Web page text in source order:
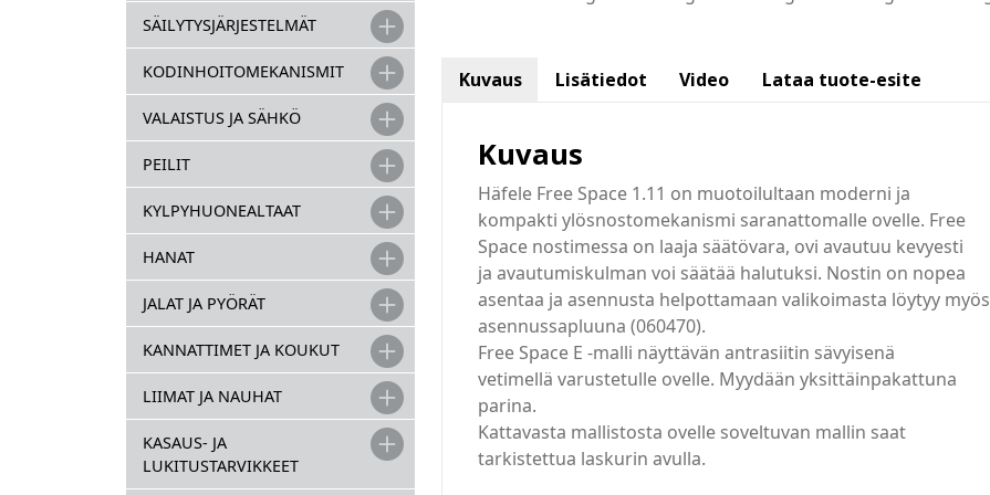
SÄILYTYSJÄRJESTELMÄT
KODINHOITOMEKANISMIT
VALAISTUS JA SÄHKÖ
PEILIT
KYLPYHUONEALTAAT
HANAT
JALAT JA PYÖRÄT
KANNATTIMET JA KOUKUT
LIIMAT JA NAUHAT
KASAUS- JA
LUKITUSTARVIKKEET
Kuvaus Lisätiedot Video Lataa tuote-esite
Kuvaus
Häfele Free Space 1.11 on muotoilultaan moderni ja
kompakti ylösnostomekanismi saranattomalle ovelle. Free
Space nostimessa on laaja säätövara, ovi avautuu kevyesti
ja avautumiskulman voi säätää halutuksi. Nostin on nopea
asentaa ja asennusta helpottamaan valikoimasta löytyy myös
asennussapluuna (060470).
Free Space E -malli näyttävän antrasiitin sävyisenä
vetimellä varustetulle ovelle. Myydään yksittäinpakattuna
parina.
Kattavasta mallistosta ovelle soveltuvan mallin saat
tarkistettua laskurin avulla.